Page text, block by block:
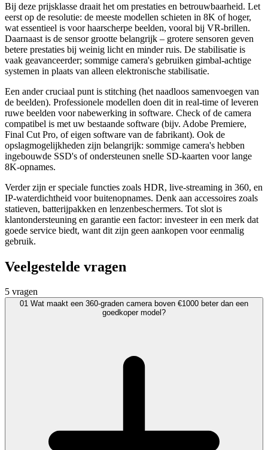
Bij deze prijsklasse draait het om prestaties en betrouwbaarheid. Let
eerst op de resolutie: de meeste modellen schieten in 8K of hoger,
wat essentieel is voor haarscherpe beelden, vooral bij VR-brillen.
Daarnaast is de sensor grootte belangrijk – grotere sensoren geven
betere prestaties bij weinig licht en minder ruis. De stabilisatie is
vaak geavanceerder; sommige camera's gebruiken gimbal-achtige
systemen in plaats van alleen elektronische stabilisatie.
Een ander cruciaal punt is stitching (het naadloos samenvoegen van
de beelden). Professionele modellen doen dit in real-time of leveren
ruwe beelden voor nabewerking in software. Check of de camera
compatibel is met uw bestaande software (bijv. Adobe Premiere,
Final Cut Pro, of eigen software van de fabrikant). Ook de
opslagmogelijkheden zijn belangrijk: sommige camera's hebben
ingebouwde SSD's of ondersteunen snelle SD-kaarten voor lange
8K-opnames.
Verder zijn er speciale functies zoals HDR, live-streaming in 360, en
IP-waterdichtheid voor buitenopnames. Denk aan accessoires zoals
statieven, batterijpakken en lenzenbeschermers. Tot slot is
klantondersteuning en garantie een factor: investeer in een merk dat
goede service biedt, want dit zijn geen aankopen voor eenmalig
gebruik.
Veelgestelde vragen
5 vragen
01 Wat maakt een 360-graden camera boven €1000 beter dan een
goedkoper model?